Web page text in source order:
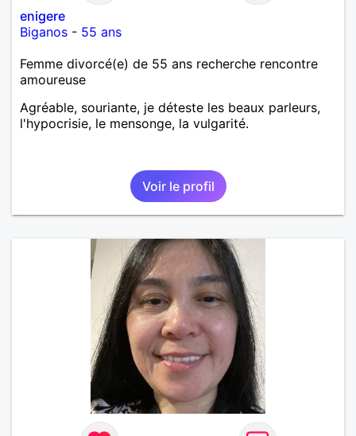
enigere
Biganos - 55 ans
Femme divorcé(e) de 55 ans recherche rencontre
amoureuse
Agréable, souriante, je déteste les beaux parleurs,
l'hypocrisie, le mensonge, la vulgarité.
Voir le profil